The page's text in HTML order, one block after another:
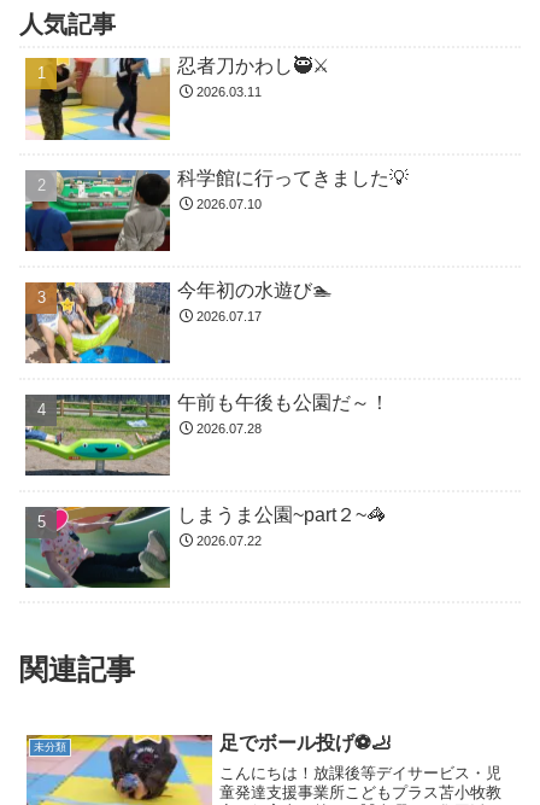
人気記事
忍者刀かわし🥷⚔️
2026.03.11
科学館に行ってきました💡
2026.07.10
今年初の水遊び🏊
2026.07.17
午前も午後も公園だ～！
2026.07.28
しまうま公園~part２~🦓
2026.07.22
関連記事
未分類 足でボール投げ⚽🦶
こんにちは！放課後等デイサービス・児
童発達支援事業所こどもプラス苫小牧教